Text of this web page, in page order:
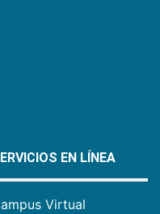
EN LÍNEA
Virtual